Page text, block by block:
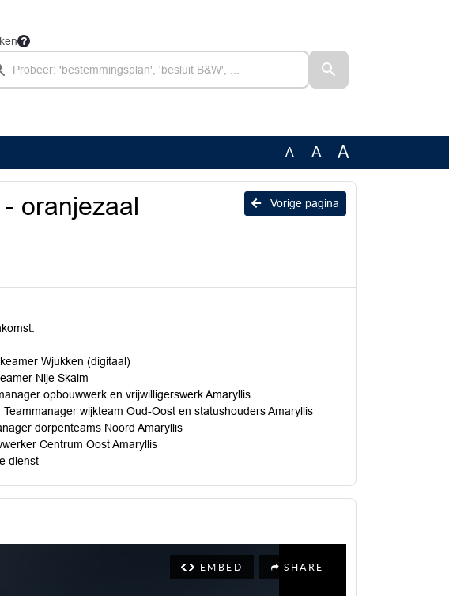
A A A
Vorige pagina
oranjezaal
Wjukken (digitaal)
Nije Skalm
opbouwwerk en vrijwilligerswerk Amaryllis
wijkteam Oud-Oost en statushouders Amaryllis
dorpenteams Noord Amaryllis
Centrum Oost Amaryllis
dienst